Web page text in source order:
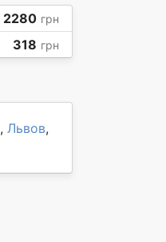
2280 грн
318 грн
, Львов,